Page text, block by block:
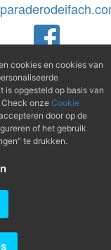
cookies en cookies van
is opgesteld op basis van
onze Cookie
door op de
of het gebruik
te drukken.